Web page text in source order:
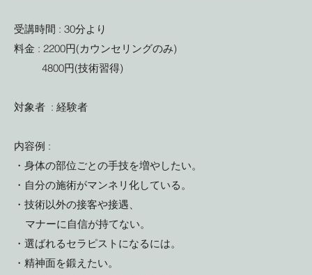
受講時間 : 30分より
料金 : 2200円(カウンセリングのみ)
4800円(技術習得)
対象者 : 経験者
内容例 :
・身体の部位ごとの手技を増やしたい。
・自分の施術がマンネリ化している。
・技術以外の接客や接遇、
マナーに自信が持てない。
・選ばれるセラピストになるには。
・精神面を鍛えたい。